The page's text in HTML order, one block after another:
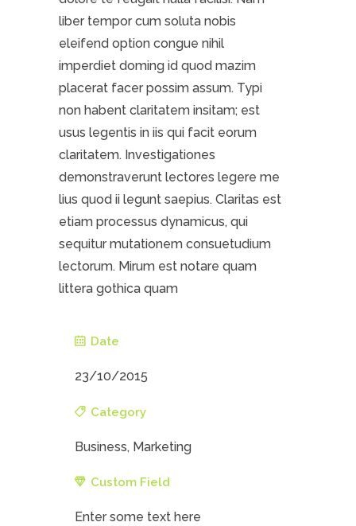
liber tempor cum soluta nobis
eleifend option congue nihil
imperdiet doming id quod mazim
placerat facer possim assum. Typi
non habent claritatem insitam; est
usus legentis in iis qui facit eorum
claritatem. Investigationes
demonstraverunt lectores legere me
lius quod ii legunt saepius. Claritas est
etiam processus dynamicus, qui
sequitur mutationem consuetudium
lectorum. Mirum est notare quam
littera gothica quam
Date
23/10/2015
Category
Business, Marketing
Custom Field
Enter some text here